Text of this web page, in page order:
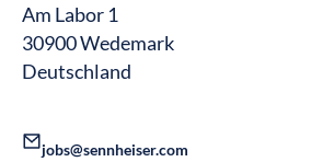
Am Labor 1
30900 Wedemark
Deutschland
jobs@sennheiser.com